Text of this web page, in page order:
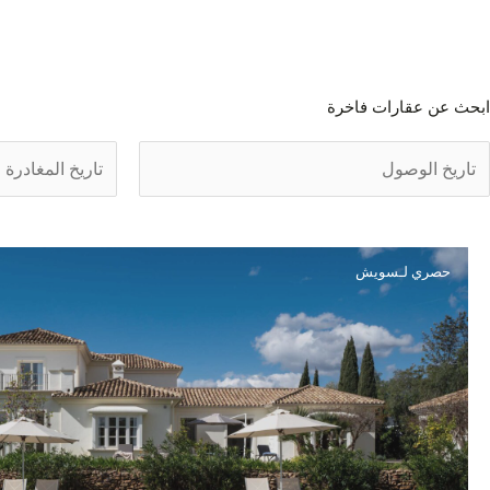
ابحث عن عقارات فاخرة
حصري لـسويش